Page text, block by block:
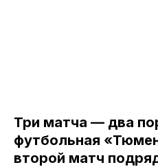
Три матча — два
футбольная
второй матч